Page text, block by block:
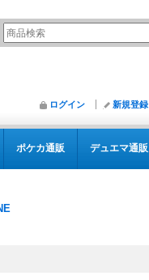
ログイン 新規登録
ポケカ通販 デュエマ通販